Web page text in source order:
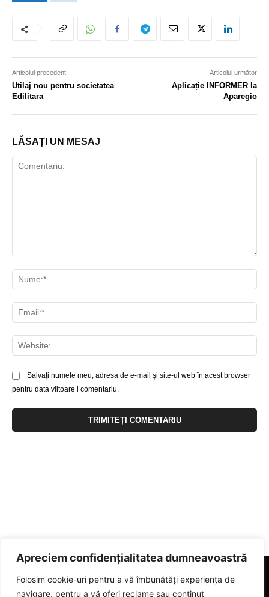
Apreciem confidențialitatea dumneavoastră
Folosim cookie-uri pentru a vă îmbunătăți experiența de
navigare, pentru a vă oferi reclame sau conținut
Articolul precedent
Utilaj nou pentru societatea
Edilitara
Articolul următor
Aplicație INFORMER la
Aparegio
LĂSAȚI UN MESAJ
Salvați numele meu, adresa de e-mail și site-ul web în acest browser
pentru data viitoare i comentariu.